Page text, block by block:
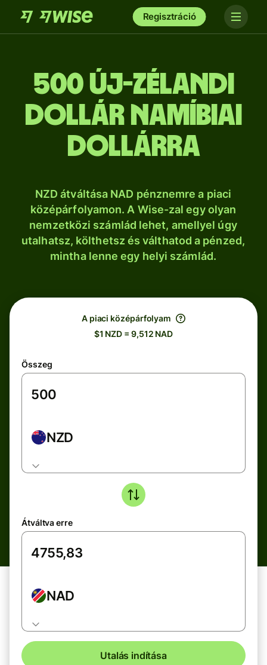
Regisztráció
500 új-zélandi
dollár namíbiai
dollárra
NZD átváltása NAD pénznemre a piaci
középárfolyamon. A Wise-zal egy olyan
nemzetközi számlád lehet, amellyel úgy
utalhatsz, költhetsz és válthatod a pénzed,
mintha lenne egy helyi számlád.
A piaci középárfolyam
$1 NZD = 9,512 NAD
Összeg
NZD
Átváltva erre
NAD
Utalás indítása